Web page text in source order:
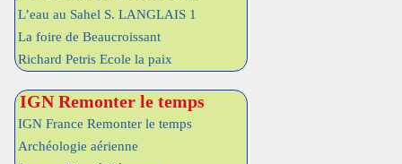
L’eau au Sahel S. LANGLAIS 1
La foire de Beaucroissant
Richard Petris Ecole la paix
IGN Remonter le temps
IGN France Remonter le temps
Archéologie aérienne